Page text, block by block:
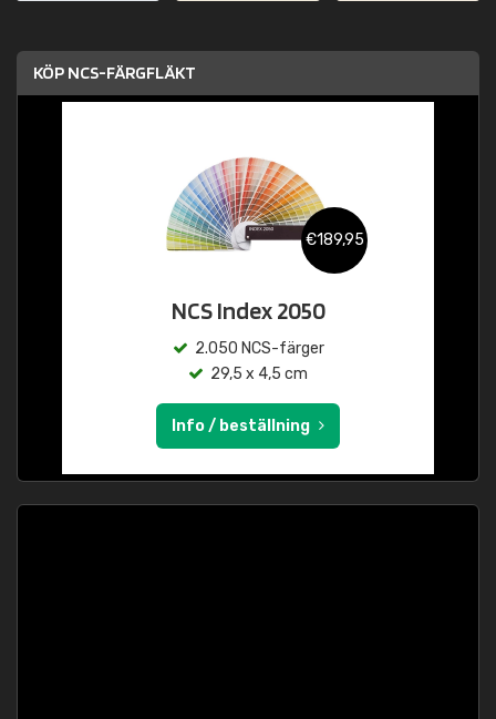
KÖP NCS-FÄRGFLÄKT
€189,95
NCS Index 2050
2.050 NCS-färger
29,5 x 4,5 cm
Info / beställning